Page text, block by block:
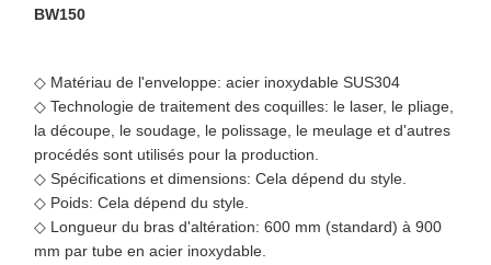
BW150
◇ Matériau de l'enveloppe: acier inoxydable SUS304
◇ Technologie de traitement des coquilles: le laser, le pliage,
la découpe, le soudage, le polissage, le meulage et d'autres
procédés sont utilisés pour la production.
◇ Spécifications et dimensions: Cela dépend du style.
◇ Poids: Cela dépend du style.
◇ Longueur du bras d'altération: 600 mm (standard) à 900
mm par tube en acier inoxydable.